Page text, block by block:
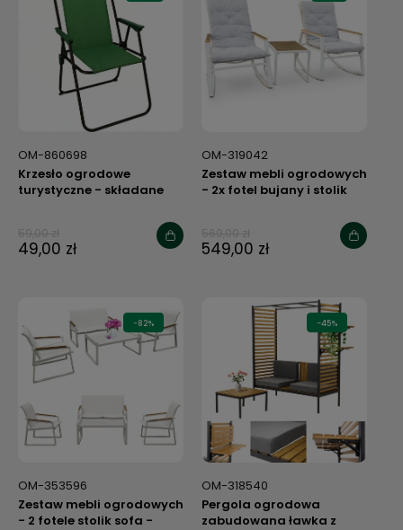
OM-860698
Krzesło ogrodowe
turystyczne - składane
49,00 zł
OM-319042
Zestaw mebli ogrodowych
- 2x fotel bujany i stolik
549,00 zł
OM-353596
Zestaw mebli ogrodowych
- 2 fotele stolik sofa -
-82%
OM-318540
Pergola ogrodowa
zabudowana ławka z
-45%